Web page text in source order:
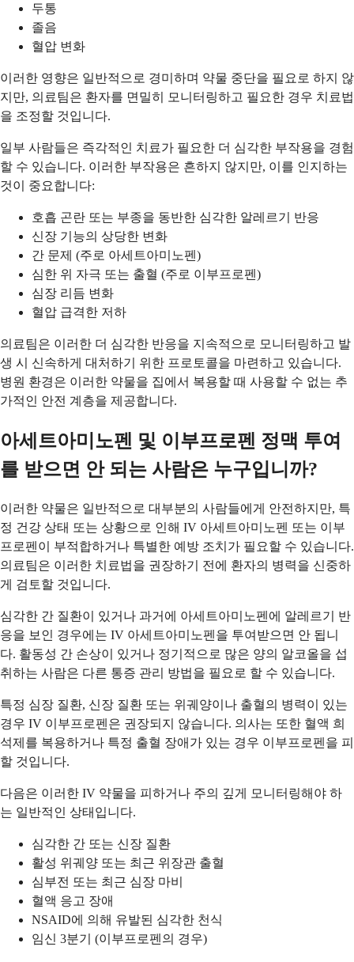
두통
졸음
혈압 변화
이러한 영향은 일반적으로 경미하며 약물 중단을 필요로 하지 않
지만, 의료팀은 환자를 면밀히 모니터링하고 필요한 경우 치료법
을 조정할 것입니다.
일부 사람들은 즉각적인 치료가 필요한 더 심각한 부작용을 경험
할 수 있습니다. 이러한 부작용은 흔하지 않지만, 이를 인지하는
것이 중요합니다:
호흡 곤란 또는 부종을 동반한 심각한 알레르기 반응
신장 기능의 상당한 변화
간 문제 (주로 아세트아미노펜)
심한 위 자극 또는 출혈 (주로 이부프로펜)
심장 리듬 변화
혈압 급격한 저하
의료팀은 이러한 더 심각한 반응을 지속적으로 모니터링하고 발
생 시 신속하게 대처하기 위한 프로토콜을 마련하고 있습니다.
병원 환경은 이러한 약물을 집에서 복용할 때 사용할 수 없는 추
가적인 안전 계층을 제공합니다.
아세트아미노펜 및 이부프로펜 정맥 투여
를 받으면 안 되는 사람은 누구입니까?
이러한 약물은 일반적으로 대부분의 사람들에게 안전하지만, 특
정 건강 상태 또는 상황으로 인해 IV 아세트아미노펜 또는 이부
프로펜이 부적합하거나 특별한 예방 조치가 필요할 수 있습니다.
의료팀은 이러한 치료법을 권장하기 전에 환자의 병력을 신중하
게 검토할 것입니다.
심각한 간 질환이 있거나 과거에 아세트아미노펜에 알레르기 반
응을 보인 경우에는 IV 아세트아미노펜을 투여받으면 안 됩니
다. 활동성 간 손상이 있거나 정기적으로 많은 양의 알코올을 섭
취하는 사람은 다른 통증 관리 방법을 필요로 할 수 있습니다.
특정 심장 질환, 신장 질환 또는 위궤양이나 출혈의 병력이 있는
경우 IV 이부프로펜은 권장되지 않습니다. 의사는 또한 혈액 희
석제를 복용하거나 특정 출혈 장애가 있는 경우 이부프로펜을 피
할 것입니다.
다음은 이러한 IV 약물을 피하거나 주의 깊게 모니터링해야 하
는 일반적인 상태입니다.
심각한 간 또는 신장 질환
활성 위궤양 또는 최근 위장관 출혈
심부전 또는 최근 심장 마비
혈액 응고 장애
NSAID에 의해 유발된 심각한 천식
임신 3분기 (이부프로펜의 경우)